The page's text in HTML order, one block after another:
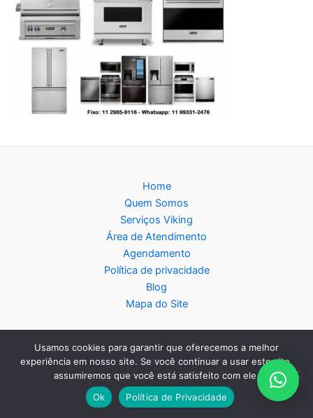
Home
Quem Somos
Serviços Viking
Área de Atendimento
Agendamento
Política de privacidade
Blog
Mapa do Site
Copyright © 2026 Assistência Técnica Viking - Central de
Atendimento:11 2985-9116- WhatsApp:11 99331-2476
Usamos cookies para garantir que oferecemos a melhor
experiência em nosso site. Se você continuar a usar este site,
assumiremos que você está satisfeito com ele.
Ok
Política de Privacidade